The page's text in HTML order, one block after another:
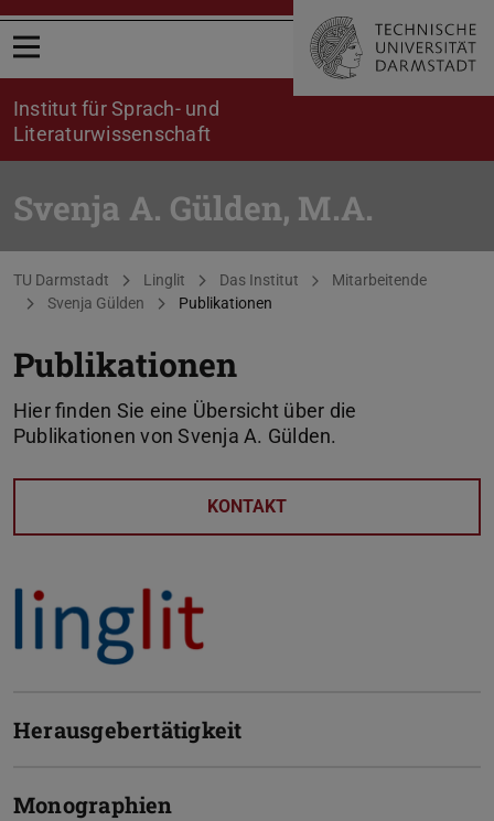
Menü öffnen
Institut für Sprach- und
Literaturwissenschaft
Svenja A. Gülden, M.A.
Sie befinden sich hier:
TU Darmstadt Linglit Das Institut
Mitarbeitende
Svenja Gülden
Publikationen
Publikationen
Hier finden Sie eine Übersicht über die
Publikationen von Svenja A. Gülden.
KONTAKT
Herausgebertätigkeit
Monographien